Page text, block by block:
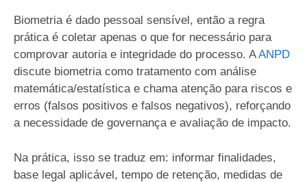
Biometria é dado pessoal sensível, então a regra
prática é coletar apenas o que for necessário para
comprovar autoria e integridade do processo. AANPD
discute biometria como tratamento com análise
matemática/estatística e chama atenção para riscos e
erros (falsos positivos e falsos negativos), reforçando
a necessidade de governança e avaliação de impacto.
Na prática, isso se traduz em: informar finalidades,
base legal aplicável, tempo de retenção, medidas de